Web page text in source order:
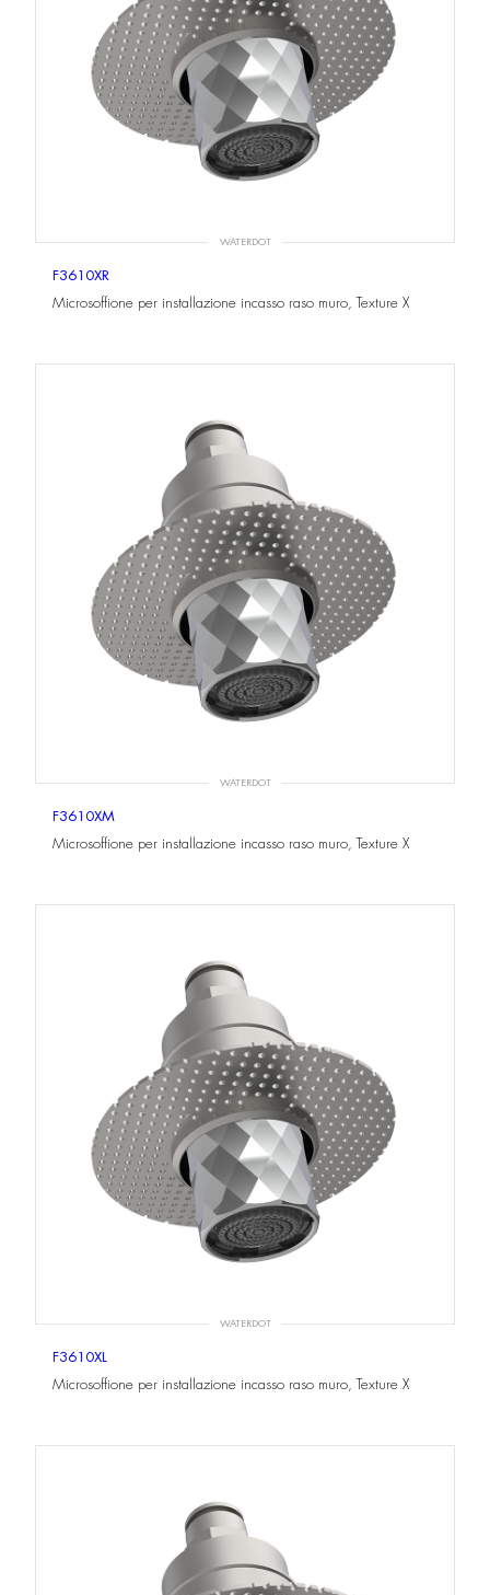
WATERDOT
F3610XR
Microsoffione per installazione incasso raso muro, Texture X
WATERDOT
F3610XM
Microsoffione per installazione incasso raso muro, Texture X
WATERDOT
F3610XL
Microsoffione per installazione incasso raso muro, Texture X